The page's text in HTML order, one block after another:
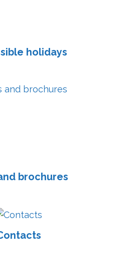
holidays
brochures